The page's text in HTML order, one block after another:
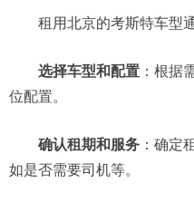
租用北京的考斯特车型通
选择车型和配置 ：根据
位配置。
确认租期和服务 ：确定
如是否需要司机等。